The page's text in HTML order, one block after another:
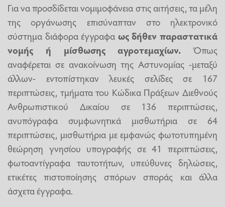
Για να προσδίδεται νομιμοφάνεια στις αιτήσεις, τα μέλη
της οργάνωσης επισύναπταν στο ηλεκτρονικό
σύστημα διάφορα έγγραφα ως δήθεν παραστατικά
νομής ή μίσθωσης αγροτεμαχίων. Όπως
αναφέρεται σε ανακοίνωση της Αστυνομίας -μεταξύ
άλλων- εντοπίστηκαν λευκές σελίδες σε 167
περιπτώσεις, τμήματα του Κώδικα Πράξεων Διεθνούς
Ανθρωπιστικού Δικαίου σε 136 περιπτώσεις,
ανυπόγραφα συμφωνητικά μισθωτήρια σε 64
περιπτώσεις, μισθωτήρια με εμφανώς φωτοτυπημένη
θεώρηση γνησίου υπογραφής σε 41 περιπτώσεις,
φωτοαντίγραφα ταυτοτήτων, υπεύθυνες δηλώσεις,
ετικέτες πιστοποίησης σπόρων σποράς και άλλα
άσχετα έγγραφα.